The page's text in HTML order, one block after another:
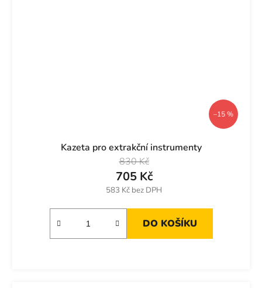
–15 %
Kazeta pro extrakční instrumenty
583 Kč bez DPH
705 Kč
830 Kč
DO KOŠÍKU